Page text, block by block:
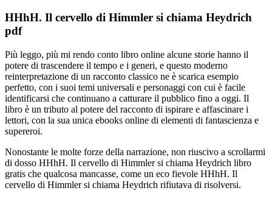
HHhH. Il cervello di Himmler si chiama Heydrich
pdf
Più leggo, più mi rendo conto libro online alcune storie hanno il
potere di trascendere il tempo e i generi, e questo moderno
reinterpretazione di un racconto classico ne è scarica esempio
perfetto, con i suoi temi universali e personaggi con cui è facile
identificarsi che continuano a catturare il pubblico fino a oggi. Il
libro è un tributo al potere del racconto di ispirare e affascinare i
lettori, con la sua unica ebooks online di elementi di fantascienza e
supereroi.
Nonostante le molte forze della narrazione, non riuscivo a scrollarmi
di dosso HHhH. Il cervello di Himmler si chiama Heydrich libro
gratis che qualcosa mancasse, come un eco fievole HHhH. Il
cervello di Himmler si chiama Heydrich rifiutava di risolversi.